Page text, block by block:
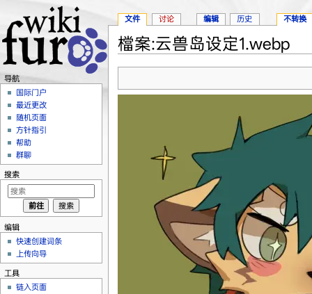
檔案:云兽岛设定1.webp
文件 讨论 编辑 历史 不转换
导航
国际门户
最近更改
随机页面
方针指引
帮助
群聊
搜索
编辑
快速创建词条
上传向导
工具
链入页面